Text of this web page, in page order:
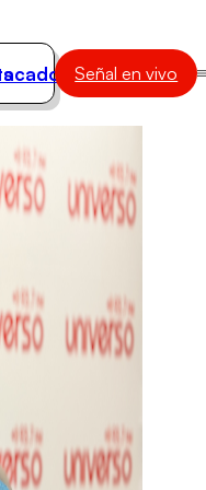
Señal en vivo